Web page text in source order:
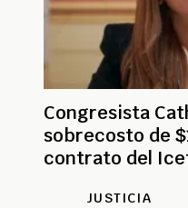
Congresista
sobrecosto de
contrato del
JUSTICIA